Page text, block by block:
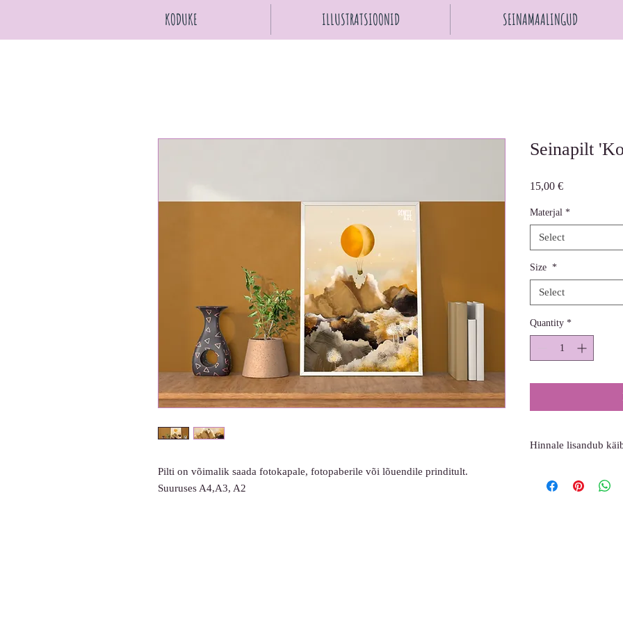
KODUKE ILLUSTRATSIOONID SEINAMAALINGUD
Pilti on võimalik saada fotokapale, fotopaberile või lõuendile prinditult.
Suuruses A4,A3, A2
Seinapilt
15,00 €Price
Materjal *
Select
Size *
Select
Quantity *
Hinnale lisandub